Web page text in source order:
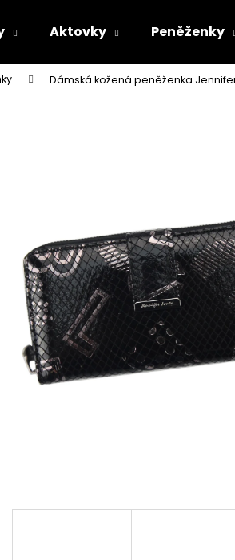
Aktovky Peněženky
Dámská kožená peněženka
Co potřebujete najít?